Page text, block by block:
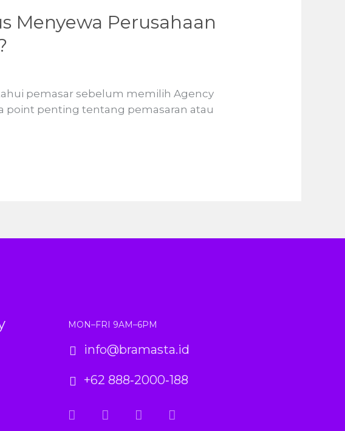
Menyewa Perusahaan
pemasar sebelum memilih Agency
point penting tentang pemasaran atau
MON–FRI 9AM–6PM
info@bramasta.id
+62 888‑2000‑188